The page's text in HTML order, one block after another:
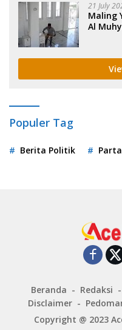
21 July
Maling
Al
Populer Tag
Berita Politik
Beranda Redaksi
Disclaimer
Copyright @ 2023